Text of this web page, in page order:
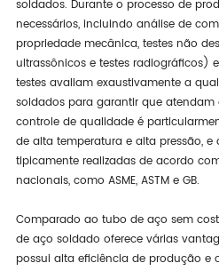
soldados. Durante o processo de
necessários, incluindo análise de
propriedade mecânica, testes não
ultrassônicos e testes radiográficos)
testes avaliam exaustivamente a
soldados para garantir que
controle de qualidade é
de alta temperatura e alta pressão,
tipicamente realizadas de acordo
nacionais, como ASME, ASTM e GB.
Comparado ao tubo de aço sem
de aço soldado oferece várias
possui alta eficiência de produção e